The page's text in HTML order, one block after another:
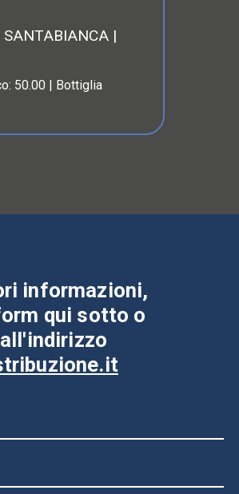
SANTABIANCA |
50.00 | Bottiglia
informazioni,
qui sotto o